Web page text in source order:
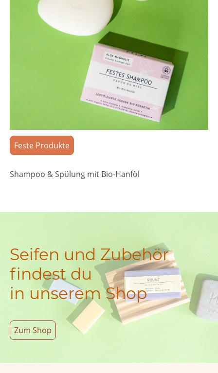
Feste Produkte
Shampoo & Spülung mit Bio-Hanföl
Seifen und Zubehör
findest du
in unserem Shop
Zum Shop